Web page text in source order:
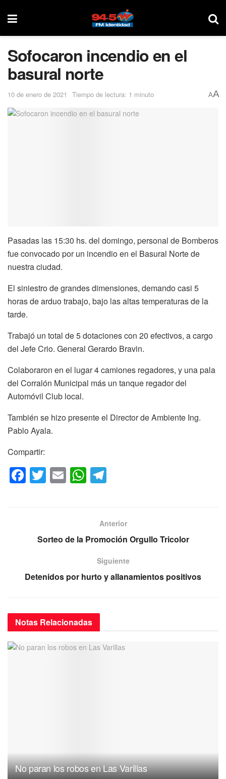
Sofocaron incendio en el
basural norte
10 de enero de 2021 Tiempo de lectura: 1 minuto AA
Pasadas las 15:30 hs. del domingo, personal de Bomberos
fue convocado por un incendio en el Basural Norte de
nuestra ciudad.
El siniestro de grandes dimensiones, demando casi 5
horas de arduo trabajo, bajo las altas temperaturas de la
tarde.
Trabajó un total de 5 dotaciones con 20 efectivos, a cargo
del Jefe Crio. General Gerardo Bravin.
Colaboraron en el lugar 4 camiones regadores, y una pala
del Corralón Municipal más un tanque regador del
Automóvil Club local.
También se hizo presente el Director de Ambiente Ing.
Pablo Ayala.
Compartir:
F
a
o
T
wi
E
m
W
h
A
p
gr
a
m
Anterior
Sorteo de la Promoción Orgullo Tricolor
Siguiente
Detenidos por hurto y allanamientos positivos
Notas Relacionadas
No paran los robos en Las Varillas